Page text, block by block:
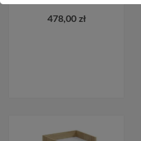
478,00 zł